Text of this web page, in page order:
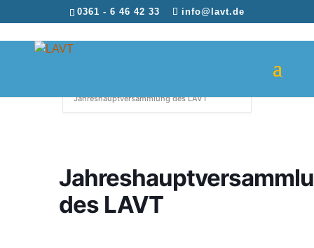
0361 - 6 46 42 33 info@lavt.de
Jahreshauptversammlung des LAVT
des LAVT